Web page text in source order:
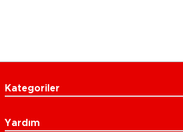
Kategoriler
Yardım